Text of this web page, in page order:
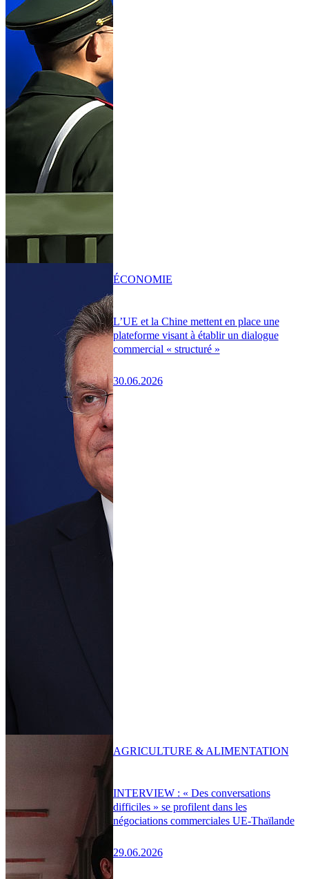
L’UE et la Chine mettent en place une
plateforme visant à établir un dialogue
commercial « structuré »
30.06.2026
ÉCONOMIE
INTERVIEW : « Des conversations
difficiles » se profilent dans les
négociations commerciales UE-Thaïlande
29.06.2026
AGRICULTURE & ALIMENTATION